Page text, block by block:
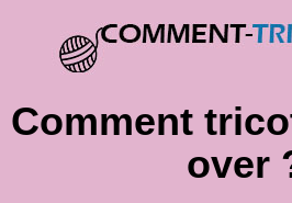
Comment
over